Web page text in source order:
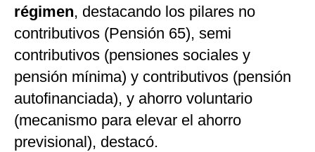
régimen, destacando los pilares no
contributivos (Pensión 65), semi
contributivos (pensiones sociales y
pensión mínima) y contributivos (pensión
autofinanciada), y ahorro voluntario
(mecanismo para elevar el ahorro
previsional), destacó.